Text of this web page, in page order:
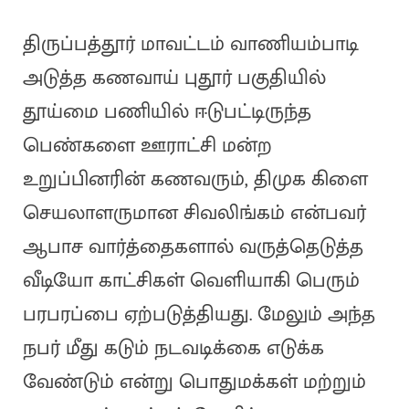
திருப்பத்தூர் மாவட்டம் வாணியம்பாடி
அடுத்த கணவாய் புதூர் பகுதியில்
தூய்மை பணியில் ஈடுபட்டிருந்த
பெண்களை ஊராட்சி மன்ற
உறுப்பினரின் கணவரும், திமுக கிளை
செயலாளருமான சிவலிங்கம் என்பவர்
ஆபாச வார்த்தைகளால் வருத்தெடுத்த
வீடியோ காட்சிகள் வெளியாகி பெரும்
பரபரப்பை ஏற்படுத்தியது. மேலும் அந்த
நபர் மீது கடும் நடவடிக்கை எடுக்க
வேண்டும் என்று பொதுமக்கள் மற்றும்